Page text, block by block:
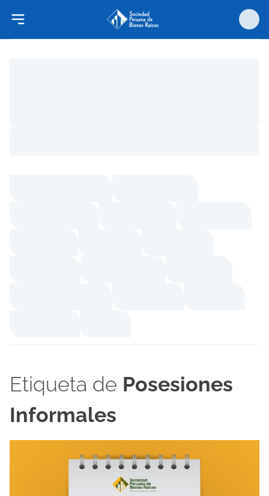
Etiqueta de Posesiones
Informales